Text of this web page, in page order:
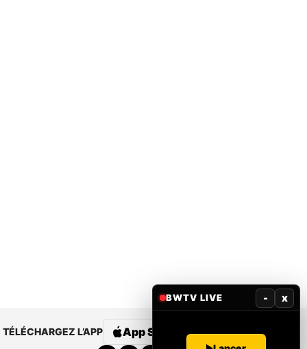
TÉLÉCHARGEZ L’APP App Store Google Play
BWTV LIVE - x